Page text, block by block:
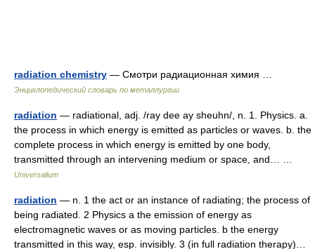
radiation chemistry — Смотри радиационная химия …
Энциклопедический словарь по металлургии
radiation — radiational, adj. /ray dee ay sheuhn/, n. 1. Physics. a.
the process in which energy is emitted as particles or waves. b. the
complete process in which energy is emitted by one body,
transmitted through an intervening medium or space, and… …
Universalium
radiation — n. 1 the act or an instance of radiating; the process of
being radiated. 2 Physics a the emission of energy as
electromagnetic waves or as moving particles. b the energy
transmitted in this way, esp. invisibly. 3 (in full radiation therapy)…